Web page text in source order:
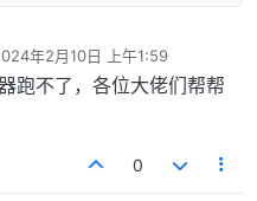
年2月10日 上午1:59
编辑
跑不了，各位大佬们帮帮
0